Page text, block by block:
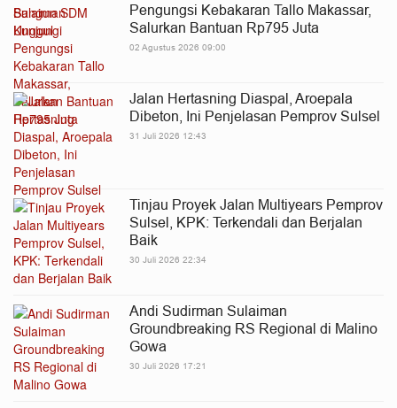
Pengungsi Kebakaran Tallo Makassar,
Salurkan Bantuan Rp795 Juta
02 Agustus 2026 09:00
Jalan Hertasning Diaspal, Aroepala
Dibeton, Ini Penjelasan Pemprov Sulsel
31 Juli 2026 12:43
Tinjau Proyek Jalan Multiyears Pemprov
Sulsel, KPK: Terkendali dan Berjalan
Baik
30 Juli 2026 22:34
Andi Sudirman Sulaiman
Groundbreaking RS Regional di Malino
Gowa
30 Juli 2026 17:21